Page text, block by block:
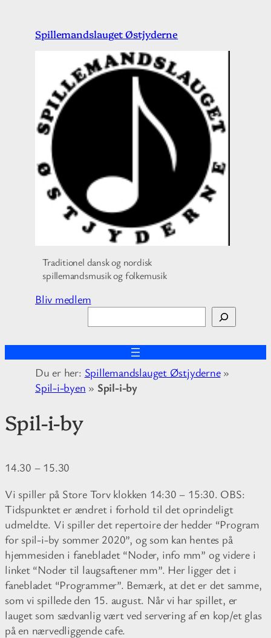
Spillemandslauget Østjyderne
Traditionel dansk og nordisk
spillemandsmusik og folkemusik
Bliv medlem
ø
g
Du er her: Spillemandslauget Østjyderne»
Spil-i-byen » Spil-i-by
Spil-i-by
14.30 – 15.30
Vi spiller på Store Torv klokken 14:30 – 15:30. OBS:
Tidspunktet er ændret i forhold til det oprindeligt
udmeldte. Vi spiller det repertoire der hedder “Program
for spil-i-by sommer 2020”, og som kan hentes på
hjemmesiden i fanebladet “Noder, info mm” og videre i
linket “Noder til laugsaftener mm”. Her ligger det i
fanebladet “Programmer”. Bemærk, at det er det samme,
som vi spillede den 15. august. Når vi har spillet, er
lauget som sædvanlig vært ved servering af en kop/et glas
på en nærvedliggende cafe.